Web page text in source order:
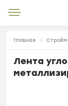
Главная
Лента